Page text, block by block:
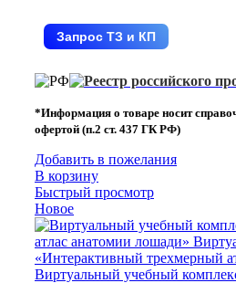
Запрос ТЗ и КП
*Информация о товаре носит
офертой (п.2 ст. 437 ГК РФ)
Добавить в пожелания
В корзину
Быстрый просмотр
Новое